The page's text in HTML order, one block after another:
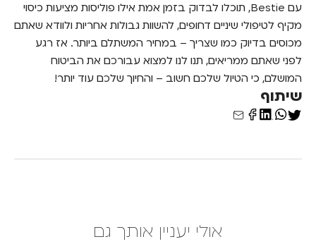
עם Bestie, תוכלו לבדוק בזמן אמת אילו פוליסות מציעות כיסוי
מקיף לטיפולי שיניים דחופים, להשוות גבולות אחריות ולוודא שאתם
מכוסים בדיוק כמו שצריך – במחיר המשתלם ביותר. אז רגע
לפני שאתם ממריאים, תנו לנו למצוא עבורכם את הביטוח
המושלם, כי הטיול שלכם חשוב – והחיוך שלכם עוד יותר!
שיתוף
אולי יעניין אותך גם